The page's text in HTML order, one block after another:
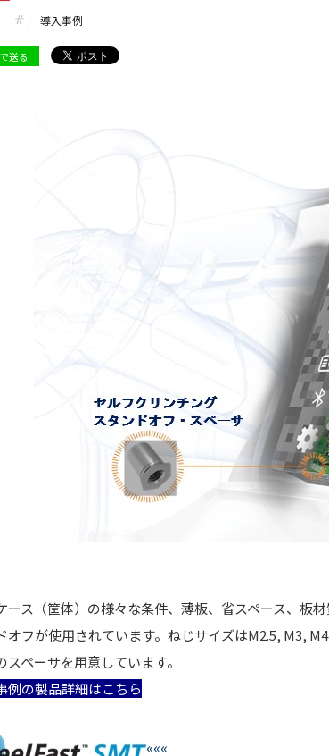
導入事例
送る
ース（筐体）の様々な条件、薄板、省スペース、板
オフが使用されています。ねじサイズはM2.5, M3,
スペーサを用意しています。
例の製品詳細はこちら
«««